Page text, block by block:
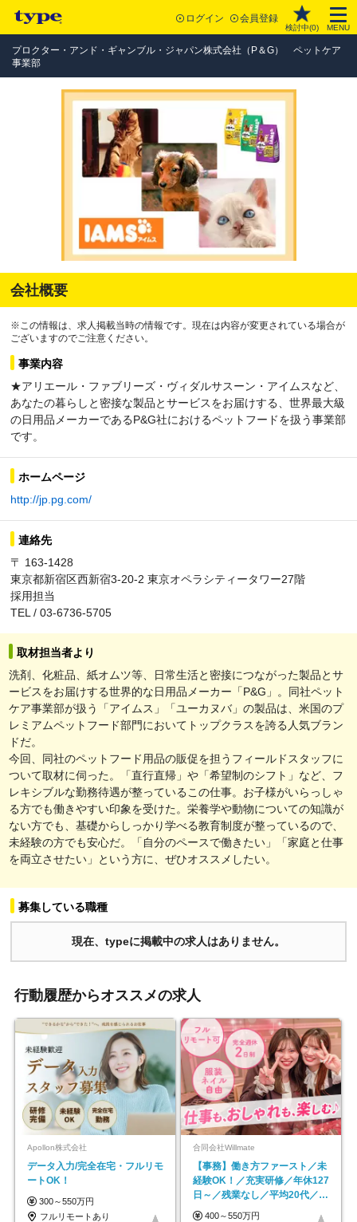
ログイン 会員登録
検討中(0) MENU
プロクター・アンド・ギャンブル・ジャパン株式会社（P＆G） ペットケア
事業部
会社概要
※この情報は、求人掲載当時の情報です。現在は内容が変更されている場合が
ございますのでご注意ください。
事業内容
★アリエール・ファブリーズ・ヴィダルサスーン・アイムスなど、
あなたの暮らしと密接な製品とサービスをお届けする、世界最大級
の日用品メーカーであるP&G社におけるペットフードを扱う事業部
です。
ホームページ
http://jp.pg.com/
連絡先
〒 163-1428
東京都新宿区西新宿3-20-2 東京オペラシティータワー27階
採用担当
TEL / 03-6736-5705
取材担当者より
洗剤、化粧品、紙オムツ等、日常生活と密接につながった製品とサ
ービスをお届けする世界的な日用品メーカー「P&G」。同社ペット
ケア事業部が扱う「アイムス」「ユーカヌバ」の製品は、米国のプ
レミアムペットフード部門においてトップクラスを誇る人気ブラン
ドだ。
今回、同社のペットフード用品の販促を担うフィールドスタッフに
ついて取材に伺った。「直行直帰」や「希望制のシフト」など、フ
レキシブルな勤務待遇が整っているこの仕事。お子様がいらっしゃ
る方でも働きやすい印象を受けた。栄養学や動物についての知識が
ない方でも、基礎からしっかり学べる教育制度が整っているので、
未経験の方でも安心だ。「自分のペースで働きたい」「家庭と仕事
を両立させたい」という方に、ぜひオススメしたい。
募集している職種
現在、typeに掲載中の求人はありません。
行動履歴からオススメの求人
Apollon株式会社
データ入力/完全在宅・フルリモ
ートOK！
300～550万円
フルリモートあり
合同会社Willmate
【事務】働き方ファースト／未
経験OK！／充実研修／年休127
日～／残業なし／平均20代／リ
モートOK
400～550万円